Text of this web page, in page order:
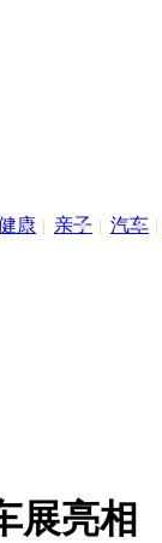
康 亲子 汽车
展亮相